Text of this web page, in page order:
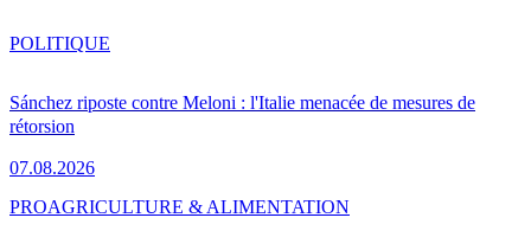
Sánchez riposte contre Meloni : l'Italie menacée de mesures de
rétorsion
07.08.2026
POLITIQUE
PROAGRICULTURE & ALIMENTATION